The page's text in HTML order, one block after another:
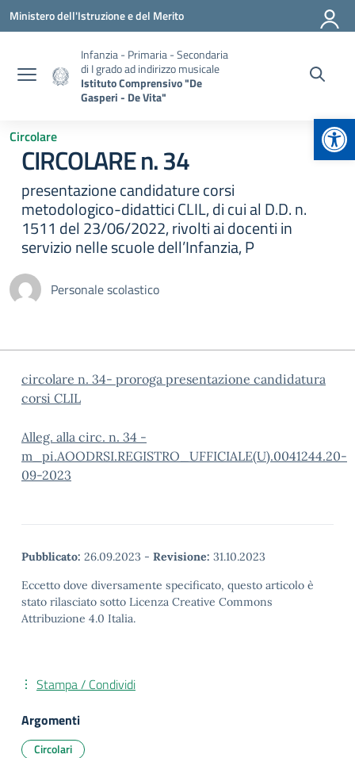
Vai ai contenuti
Vai al menu di navigazione
Vai al footer
Ministero dell'Istruzione e del Merito
Infanzia - Primaria - Secondaria
di I grado ad indirizzo musicale
Istituto Comprensivo "De
Gasperi - De Vita"
Circolare
CIRCOLARE n. 34
presentazione candidature corsi
metodologico-didattici CLIL, di cui al D.D. n.
1511 del 23/06/2022, rivolti ai docenti in
servizio nelle scuole dell’Infanzia, P
Personale scolastico
circolare n. 34- proroga presentazione candidatura
corsi CLIL
Alleg. alla circ. n. 34 -
m_pi.AOODRSI.REGISTRO_UFFICIALE(U).0041244.20-
09-2023
Pubblicato: 26.09.2023 - Revisione: 31.10.2023
Eccetto dove diversamente specificato, questo articolo è
stato rilasciato sotto Licenza Creative Commons
Attribuzione 4.0 Italia.
Stampa / Condividi
Argomenti
Circolari